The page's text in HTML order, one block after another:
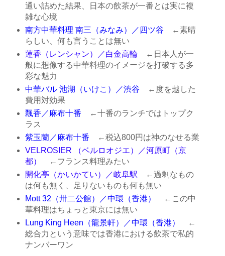
通い詰めた結果、日本の飲茶が一番とは実に複
雑な心境
南方中華料理 南三（みなみ）／四ツ谷 ←素晴
らしい、何も言うことは無い
蓮香（レンシャン）／白金高輪←日本人が一
般に想像する中華料理のイメージを打破する多
彩な魅力
中華バル 池湖（いけこ）／渋谷 ←度を越した
費用対効果
飄香／麻布十番 ←十番のランチではトップク
ラス
紫玉蘭／麻布十番 ←税込800円は神のなせる業
VELROSIER （ベルロオジエ）／河原町（京
都）
←フランス料理みたい
開化亭（かいかてい）／岐阜駅 ←過剰なもの
は何も無く、足りないものも何も無い
Mott 32（卅二公館）／中環（香港）
←この中
華料理はちょっと東京には無い
Lung King Heen（龍景軒）／中環（香港）
←
総合力という意味では香港における飲茶で私的
ナンバーワン